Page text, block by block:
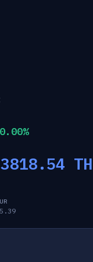
3818.54